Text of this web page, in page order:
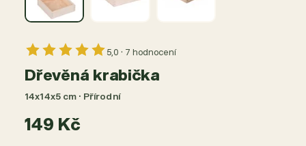
5,0 · 7 hodnocení
Dřevěná krabička
14x14x5 cm · Přírodní
149 Kč